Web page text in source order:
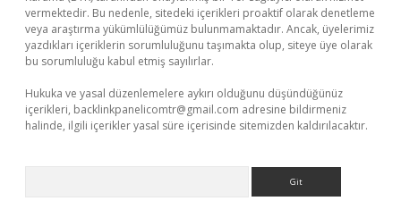
vermektedir. Bu nedenle, sitedeki içerikleri proaktif olarak denetleme
veya araştırma yükümlülüğümüz bulunmamaktadır. Ancak, üyelerimiz
yazdıkları içeriklerin sorumluluğunu taşımakta olup, siteye üye olarak
bu sorumluluğu kabul etmiş sayılırlar.
Hukuka ve yasal düzenlemelere aykırı olduğunu düşündüğünüz
içerikleri, backlinkpanelicomtr@gmail.com adresine bildirmeniz
halinde, ilgili içerikler yasal süre içerisinde sitemizden kaldırılacaktır.